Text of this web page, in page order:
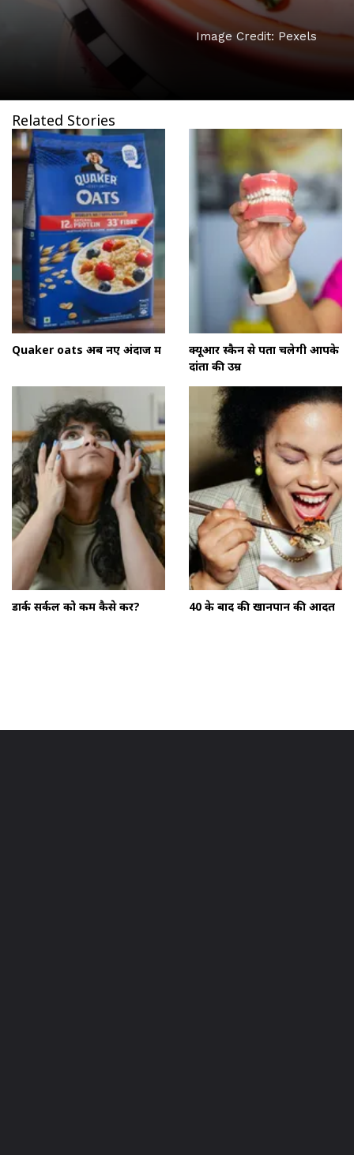
Image Credit: Pexels
Related Stories
Quaker oats अब नए अंदाज में
क्यूआर स्कैन से पता चलेगी आपके
दांतों की उम्र
डार्क सर्कल को कम कैसे करें? 40 के बाद की खानपान की आदतें